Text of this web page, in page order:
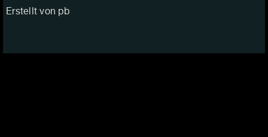
Erstellt von pb